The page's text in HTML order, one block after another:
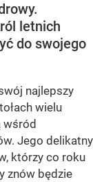
letnich
do swojego
najlepszy
wielu
wśród
Jego delikatny
którzy co roku
znów będzie